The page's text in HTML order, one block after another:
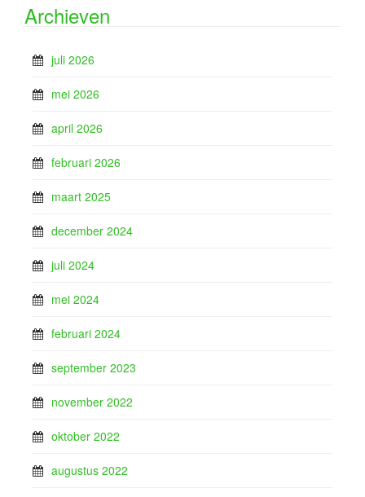
Archieven
juli 2026
mei 2026
april 2026
februari 2026
maart 2025
december 2024
juli 2024
mei 2024
februari 2024
september 2023
november 2022
oktober 2022
augustus 2022